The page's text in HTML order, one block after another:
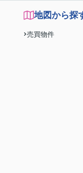
地図から探
売買物件